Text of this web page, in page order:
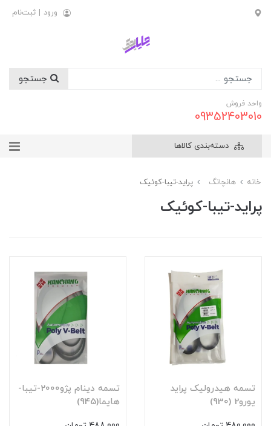
ورود | ثبت‌نام
واحد فروش
09352403010
دسته‌بندی کالاها
خانه هانچانگ پراید-تیبا-کوئیک
پراید-تیبا-کوئیک
تسمه هيدروليک پرايد
يورو2 (930)
تسمه دينام پژو2000-تيبا-
هايما(945)